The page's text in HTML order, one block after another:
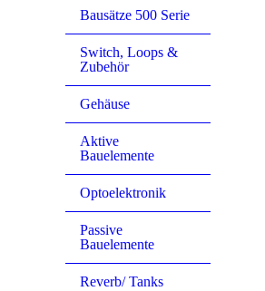
Bausätze 500 Serie
Switch, Loops &
Zubehör
Gehäuse
Aktive
Bauelemente
Optoelektronik
Passive
Bauelemente
Reverb/ Tanks